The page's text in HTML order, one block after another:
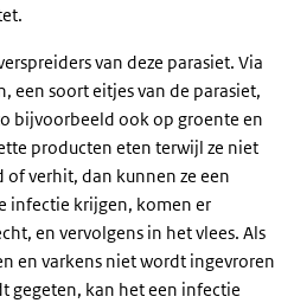
van deze parasiet. Via
een soort eitjes van de parasiet,
bijvoorbeeld ook op groente en
producten eten terwijl ze niet
of verhit, dan kunnen ze een
infectie krijgen, komen er
en vervolgens in het vlees. Als
en varkens niet wordt ingevroren
gegeten, kan het een infectie